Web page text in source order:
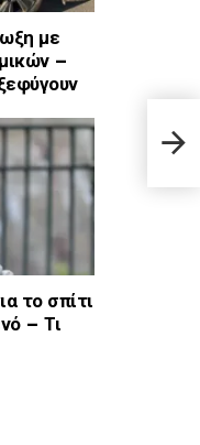
με
–
το σπίτι
– Τι